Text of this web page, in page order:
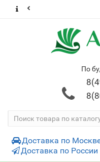
По
Доставка по
Доставка по России